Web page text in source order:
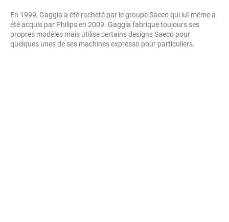
En 1999, Gaggia a été racheté par le groupe Saeco qui lui-même a
été acquis par Philips en 2009. Gaggia fabrique toujours ses
propres modèles mais utilise certains designs Saeco pour
quelques unes de ses machines expresso pour particuliers.